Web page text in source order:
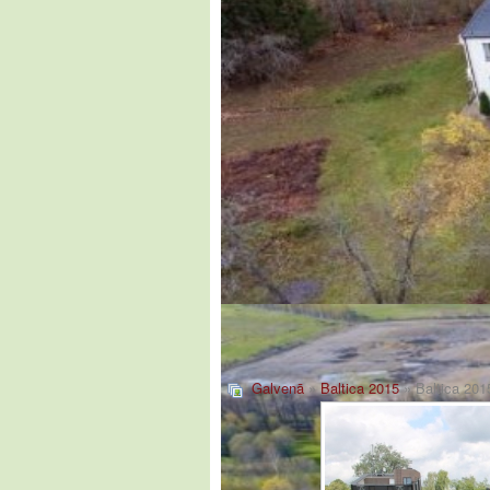
Galvenā»Baltica 2015» Baltica